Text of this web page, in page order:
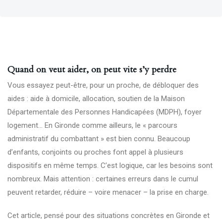
Quand on veut aider, on peut vite s’y perdre
Vous essayez peut-être, pour un proche, de débloquer des
aides : aide à domicile, allocation, soutien de la Maison
Départementale des Personnes Handicapées (MDPH), foyer
logement… En Gironde comme ailleurs, le « parcours
administratif du combattant » est bien connu. Beaucoup
d’enfants, conjoints ou proches font appel à plusieurs
dispositifs en même temps. C’est logique, car les besoins sont
nombreux. Mais attention : certaines erreurs dans le cumul
peuvent retarder, réduire – voire menacer – la prise en charge.
Cet article, pensé pour des situations concrètes en Gironde et